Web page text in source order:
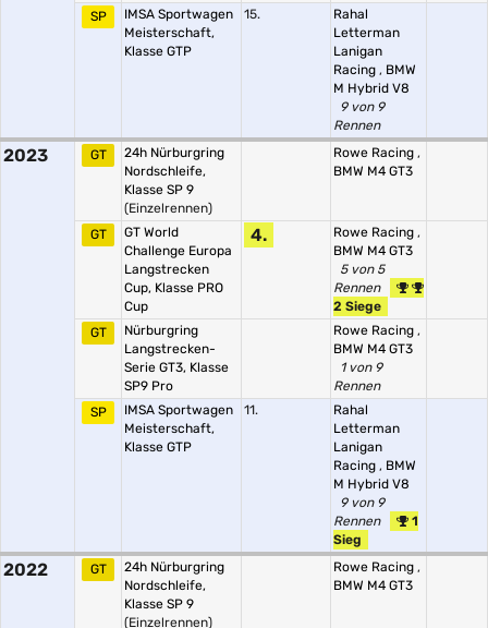
SP
IMSA Sportwagen
Meisterschaft,
Klasse GTP
15.
Rahal
Letterman
Lanigan
Racing , BMW
M Hybrid V8
9 von 9
Rennen
2023 GT
24h Nürburgring
Nordschleife,
Klasse SP 9
(Einzelrennen)
Rowe Racing ,
BMW M4 GT3
GT
GT World
Challenge Europa
Langstrecken
Cup, Klasse PRO
Cup
4. Rowe Racing ,
BMW M4 GT3
5 von 5
Rennen
2 Siege
GT
Nürburgring
Langstrecken-
Serie GT3, Klasse
SP9 Pro
Rowe Racing ,
BMW M4 GT3
1 von 9
Rennen
SP
IMSA Sportwagen
Meisterschaft,
Klasse GTP
11.
Rahal
Letterman
Lanigan
Racing , BMW
M Hybrid V8
9 von 9
Rennen
1
Sieg
2022 GT
24h Nürburgring
Nordschleife,
Klasse SP 9
(Einzelrennen)
Rowe Racing ,
BMW M4 GT3